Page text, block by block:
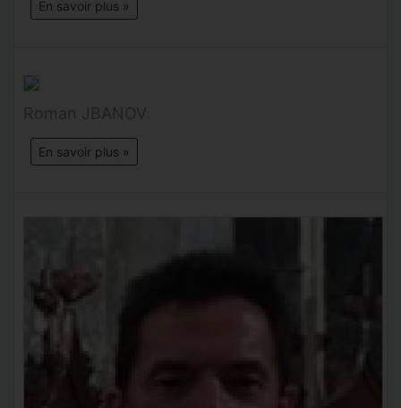
En savoir plus »
Roman JBANOV
En savoir plus »